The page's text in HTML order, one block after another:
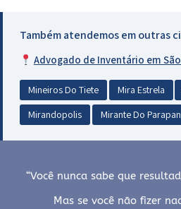
Também atendemos em outras
Advogado de Inventário em
Mineiros Do Tiete Mira Estrela
Mirandopolis
Mirante Do
“Você nunca sabe que
Mas se você não fizer